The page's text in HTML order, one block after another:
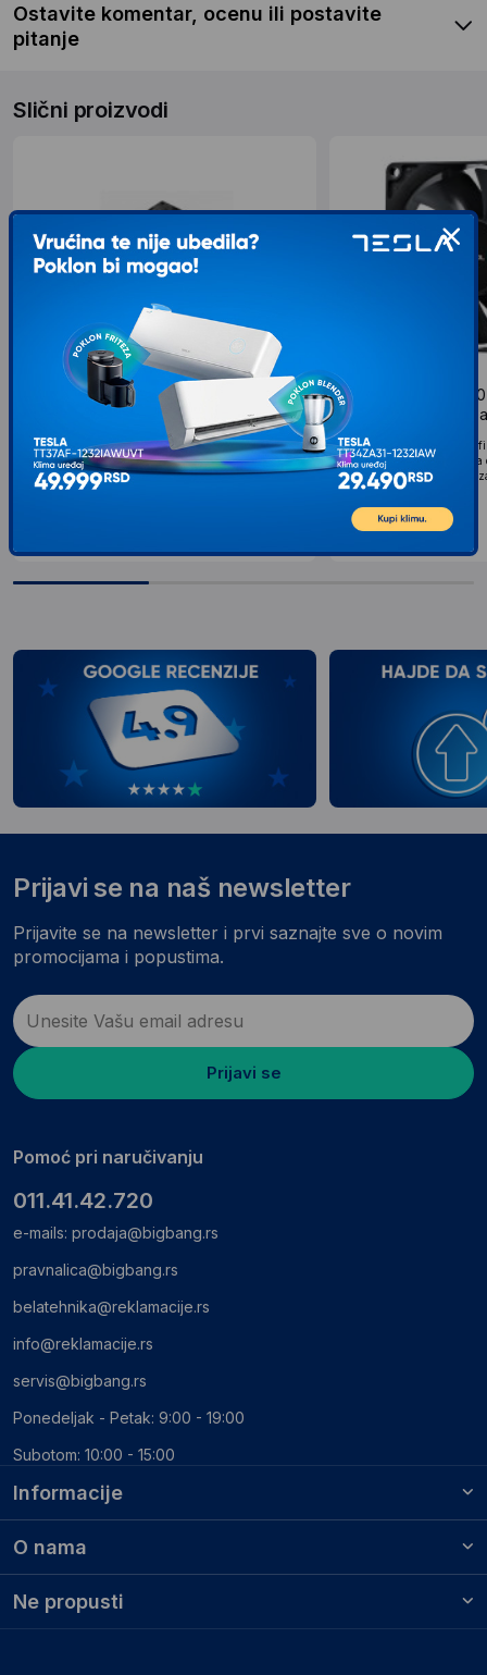
Ostavite komentar, ocenu ili postavite
pitanje
Slični proizvodi
E-GREEN Ventilator za kuæište
80x80x25mm na molex, crni
Tip Ventilator Specifikacija Ventilator za kućište
80x80x25mm...
39900RSD
DEEPCOOL
ventilator hydro
21CFM 20dBa
Tip kuler za kuciste
crni ventilator Mala brzina
osigurao tihi rad Primena
399 00RSD
Informacije
O nama
Ne propusti
Prijavi se na naš newsletter
Prijavite se na newsletter i prvi saznajte sve o novim
promocijama i popustima.
Prijavi se
Pomoć pri naručivanju
011.41.42.720
e-mails: prodaja@bigbang.rs
pravnalica@bigbang.rs
belatehnika@reklamacije.rs
info@reklamacije.rs
servis@bigbang.rs
Ponedeljak - Petak: 9:00 - 19:00
Subotom: 10:00 - 15:00